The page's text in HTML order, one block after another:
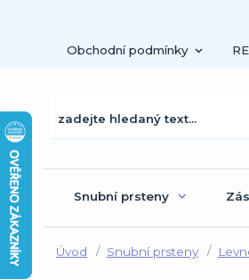
Obchodní podmínky
Snubní prsteny
Úvod Snubní prsteny